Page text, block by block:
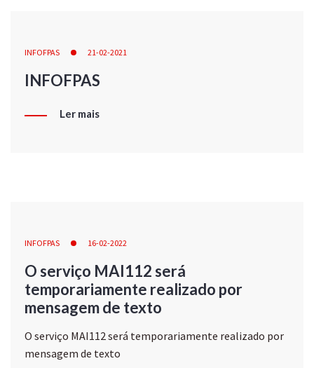
INFOFPAS 21-02-2021
INFOFPAS
Ler mais
INFOFPAS 16-02-2022
O serviço MAI112 será
temporariamente realizado por
mensagem de texto
O serviço MAI112 será temporariamente realizado por
mensagem de texto